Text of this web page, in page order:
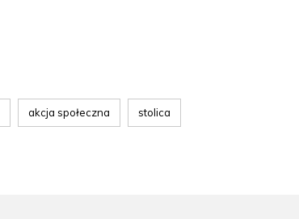
akcja społeczna stolica